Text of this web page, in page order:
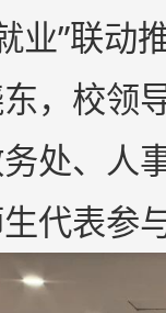
业”联动
，校领
处、人
代表参